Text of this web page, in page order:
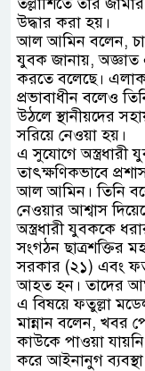
উদ্ধার করা হয়।
আল আমিন বলেন,
যুবক জানায়, অজ্ঞাত
করতে বলেছে।
প্রভাবাধীন বলেও
উঠলে স্থানীয়দের
সরিয়ে নেওয়া হয়।
এ সুযোগে অস্ত্রধারী
তাৎক্ষণিকভাবে
আল আমিন। তিনি
নেওয়ার আশ্বাস
অস্ত্রধারী যুবককে
সংগঠন ছাত্রশক্তির
সরকার (২১) এবং
আহত হন। তাদের
এ বিষয়ে ফতুল্লা
মান্নান বলেন, খবর
কাউকে পাওয়া
করে আইনানুগ